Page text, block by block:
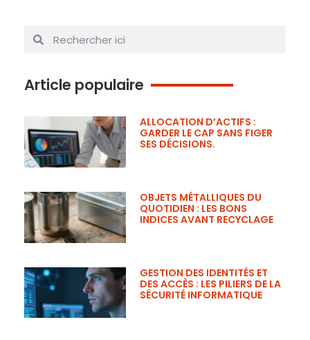
Article populaire
ALLOCATION D’ACTIFS :
GARDER LE CAP SANS FIGER
SES DÉCISIONS.
OBJETS MÉTALLIQUES DU
QUOTIDIEN : LES BONS
INDICES AVANT RECYCLAGE
GESTION DES IDENTITÉS ET
DES ACCÈS : LES PILIERS DE LA
SÉCURITÉ INFORMATIQUE